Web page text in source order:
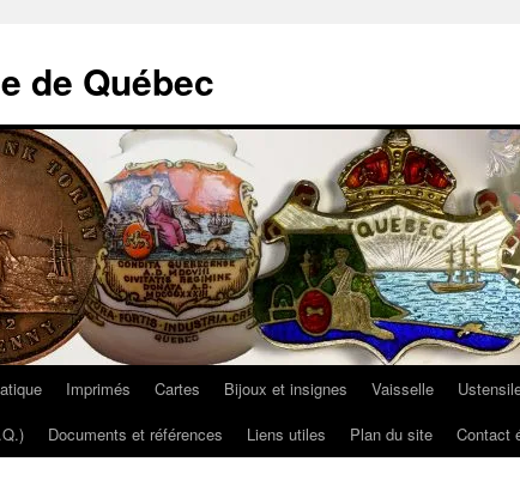
de Québec
Imprimés Cartes Bijoux et insignes Vaisselle
Documents et références Liens utiles Plan du site Contact